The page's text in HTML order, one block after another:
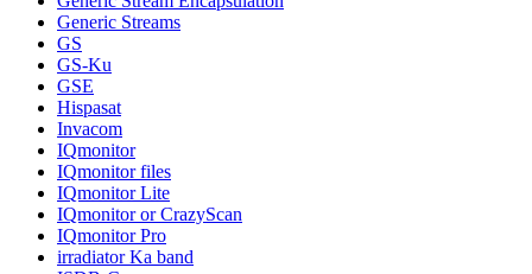
Generic Streams
GS
GS-Ku
GSE
Hispasat
Invacom
IQmonitor
IQmonitor files
IQmonitor Lite
IQmonitor or CrazyScan
IQmonitor Pro
irradiator Ka band